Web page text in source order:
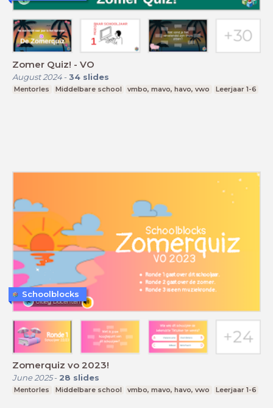
Zomer Quiz! - VO
August 2024- 34 slides
Mentorles Middelbare school vmbo, mavo, havo, vwo Leerjaar 1-6
Zomerquiz vo 2023!
June 2025- 28 slides
Mentorles Middelbare school vmbo, mavo, havo, vwo Leerjaar 1-6
Schoolblocks